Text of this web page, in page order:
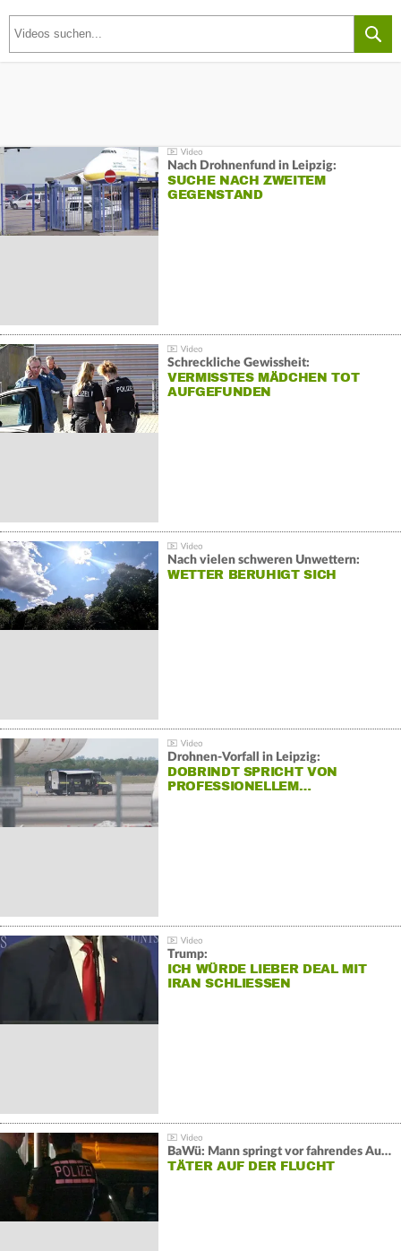
Nach Drohnenfund in Leipzig:
SUCHE NACH ZWEITEM
GEGENSTAND
Schreckliche Gewissheit:
VERMISSTES MÄDCHEN TOT
AUFGEFUNDEN
Nach vielen schweren Unwettern:
WETTER BERUHIGT SICH
Drohnen-Vorfall in Leipzig:
DOBRINDT SPRICHT VON
PROFESSIONELLEM…
Trump:
ICH WÜRDE LIEBER DEAL MIT
IRAN SCHLIESSEN
BaWü: Mann springt vor fahrendes Auto und schießt
TÄTER AUF DER FLUCHT